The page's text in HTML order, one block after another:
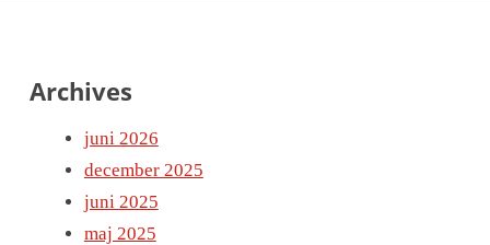
Archives
juni 2026
december 2025
juni 2025
maj 2025